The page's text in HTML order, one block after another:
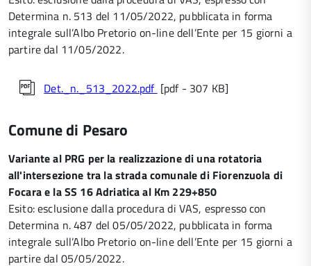
Determina n. 513 del 11/05/2022, pubblicata in forma
integrale sull’Albo Pretorio on-line dell’Ente per 15 giorni a
partire dal 11/05/2022.
Det._n._513_2022.pdf [pdf - 307 KB]
Comune di Pesaro
Variante al PRG per la realizzazione di una rotatoria
all'intersezione tra la strada comunale di Fiorenzuola di
Focara e la SS 16 Adriatica al Km 229+850
Esito: esclusione dalla procedura di VAS, espresso con
Determina n. 487 del 05/05/2022, pubblicata in forma
integrale sull’Albo Pretorio on-line dell’Ente per 15 giorni a
partire dal 05/05/2022.